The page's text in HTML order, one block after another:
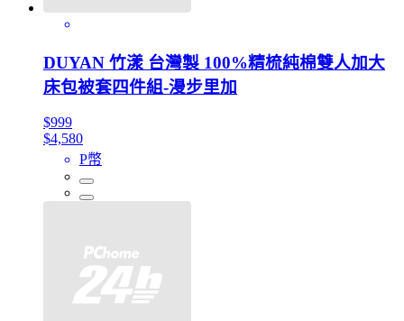
DUYAN 竹漾 台灣製 100%精梳純棉雙人加大
床包被套四件組-漫步里加
$999
$4,580
P幣